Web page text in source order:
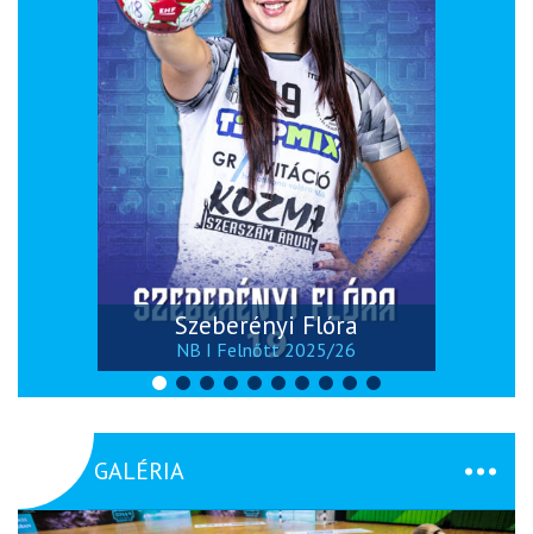
Szeberényi Flóra
NB I Felnőtt 2025/26
GALÉRIA